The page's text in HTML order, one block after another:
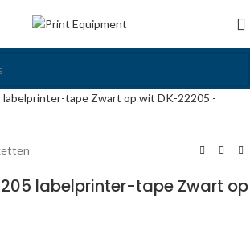
labelprinter-tape Zwart op